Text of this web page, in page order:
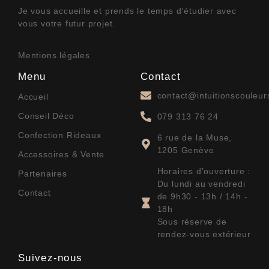
Je vous accueille et prends le temps d’étudier avec
vous votre futur projet.
Mentions légales
Menu
Accueil
Conseil Déco
Confection Rideaux
Accessoires & Vente
Partenaires
Contact
Contact
079 313 76 24
6 rue de la Muse,
1205 Genève
Horaires d’ouverture :
Du lundi au vendredi
de 9h30 - 13h / 14h -
18h
Sous réserve de
rendez-vous extérieur
Suivez-nous